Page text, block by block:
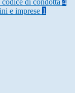
di condotta 4
e imprese 1